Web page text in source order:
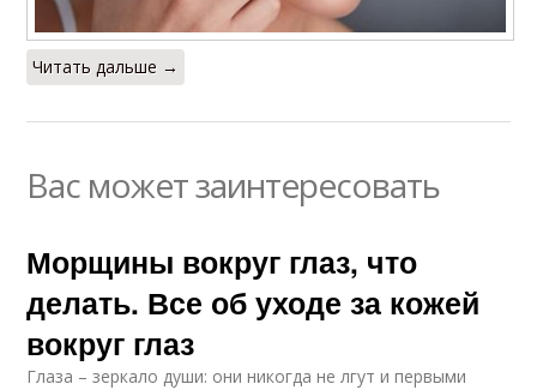
Читать дальше →
Вас может заинтересовать
Морщины вокруг глаз, что
делать. Все об уходе за кожей
вокруг глаз
Глаза – зеркало души: они никогда не лгут и первыми